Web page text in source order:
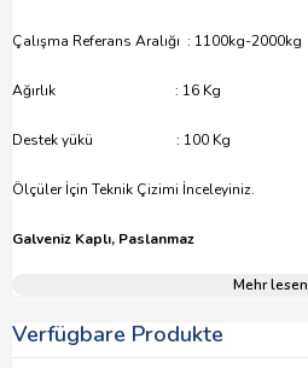
Çalışma Referans Aralığı : 1100kg-2000kg
Ağırlık : 16 Kg
Destek yükü : 100 Kg
Ölçüler İçin Teknik Çizimi İnceleyiniz.
Galveniz Kaplı, Paslanmaz
Mehr lesen
Verfügbare Produkte